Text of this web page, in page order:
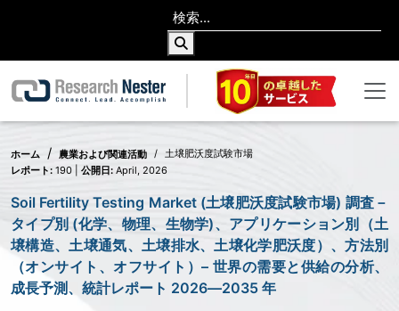
ホーム 農業および関連活動
土壌肥沃度試験市場
レポート: 190 | 公開日: April, 2026
Soil Fertility Testing Market (土壌肥沃度試験市場) 調査－
タイプ別 (化学、物理、生物学)、アプリケーション別（土
壌構造、土壌通気、土壌排水、土壌化学肥沃度）、方法別
（オンサイト、オフサイト）– 世界の需要と供給の分析、
成長予測、統計レポート 2026―2035 年